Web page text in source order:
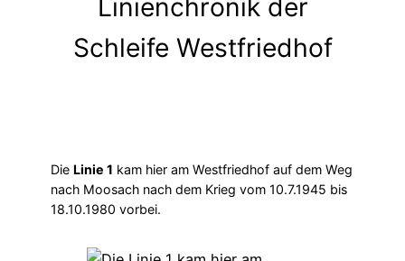
Linienchronik der
Schleife Westfriedhof
Die Linie 1 kam hier am Westfriedhof auf dem Weg
nach Moosach nach dem Krieg vom 10.7.1945 bis
18.10.1980 vorbei.